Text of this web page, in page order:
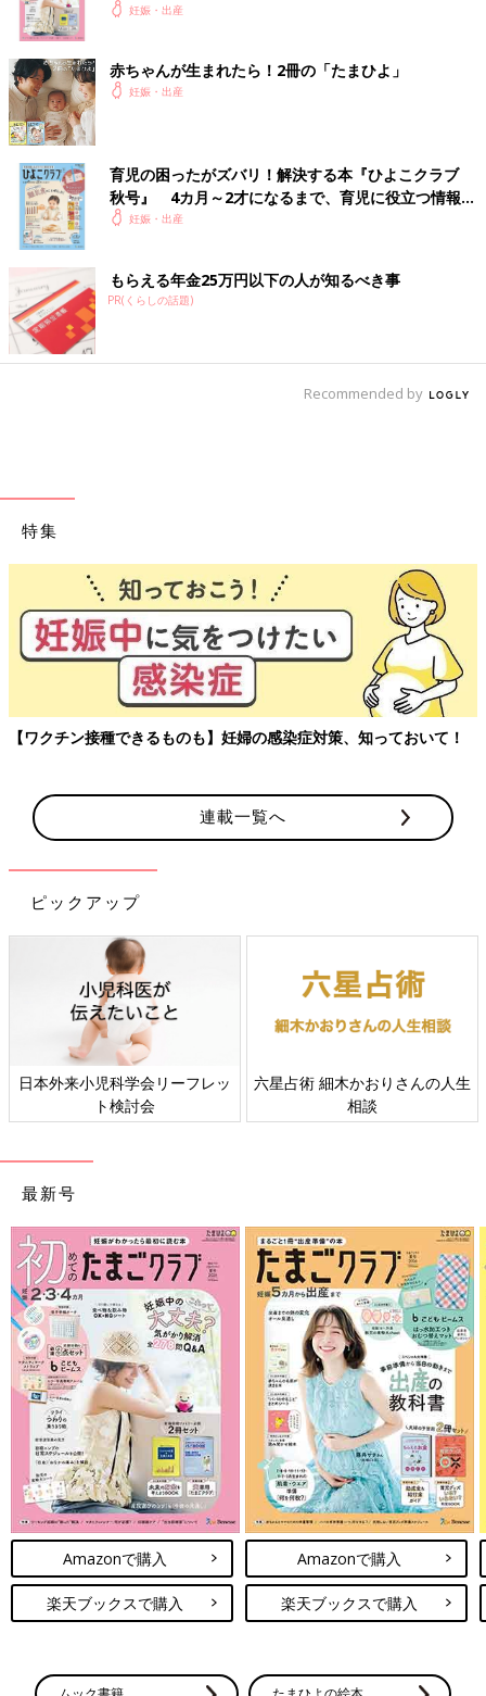
妊娠・出産
赤ちゃんが生まれたら！2冊の「たまひよ」
妊娠・出産
育児の困ったがズバリ！解決する本『ひよこクラブ
秋号』 4カ月～2才になるまで、育児に役立つ情報が
いっぱい！
妊娠・出産
もらえる年金25万円以下の人が知るべき事
PR(くらしの話題)
Recommended by
特集
【ワクチン接種できるものも】妊婦の感染症対策、知っておいて！
連載一覧へ
ピックアップ
日本外来小児科学会リーフレッ
ト検討会
六星占術 細木かおりさんの人生
相談
最新号
Amazonで購入
楽天ブックスで購入
Amazonで購入
楽天ブックスで購入